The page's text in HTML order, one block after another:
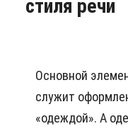
стиля речи
Основной
служит
«одеждой». А